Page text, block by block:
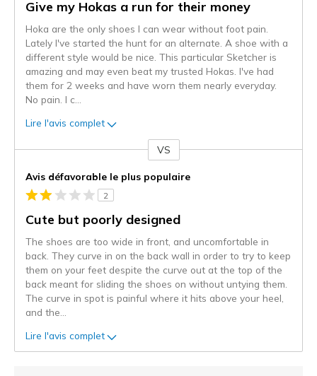
Give my Hokas a run for their money
Hoka are the only shoes I can wear without foot pain.
Lately I've started the hunt for an alternate. A shoe with a
different style would be nice. This particular Sketcher is
amazing and may even beat my trusted Hokas. I've had
them for 2 weeks and have worn them nearly everyday.
No pain. I c
Lire l'avis complet
projecteur
sur
les
VS
Avis défavorable le plus populaire
2
Cute but poorly designed
The shoes are too wide in front, and uncomfortable in
back. They curve in on the back wall in order to try to keep
them on your feet despite the curve out at the top of the
back meant for sliding the shoes on without untying them.
The curve in spot is painful where it hits above your heel,
and the
Lire l'avis complet